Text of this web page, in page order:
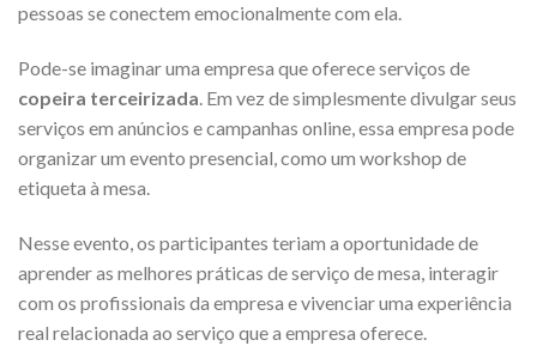
pessoas se conectem emocionalmente com ela.
Pode-se imaginar uma empresa que oferece serviços de
copeira terceirizada. Em vez de simplesmente divulgar seus
serviços em anúncios e campanhas online, essa empresa pode
organizar um evento presencial, como um workshop de
etiqueta à mesa.
Nesse evento, os participantes teriam a oportunidade de
aprender as melhores práticas de serviço de mesa, interagir
com os profissionais da empresa e vivenciar uma experiência
real relacionada ao serviço que a empresa oferece.